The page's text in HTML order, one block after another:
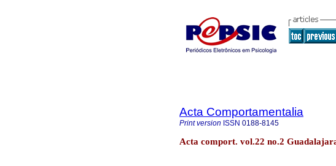
Acta Comportamentalia
Print version ISSN 0188-8145
Acta comport. vol.22 no.2